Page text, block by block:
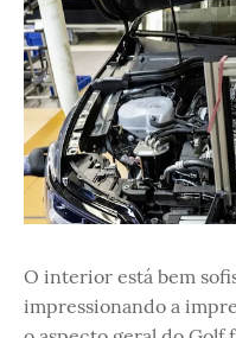
O interior está bem
impressionando a